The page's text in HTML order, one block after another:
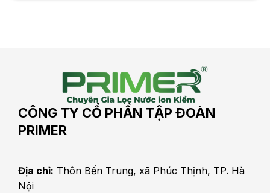
CÔNG TY CỔ PHẦN TẬP ĐOÀN
PRIMER
Địa chỉ: Thôn Bến Trung, xã Phúc Thịnh, TP. Hà
Nội